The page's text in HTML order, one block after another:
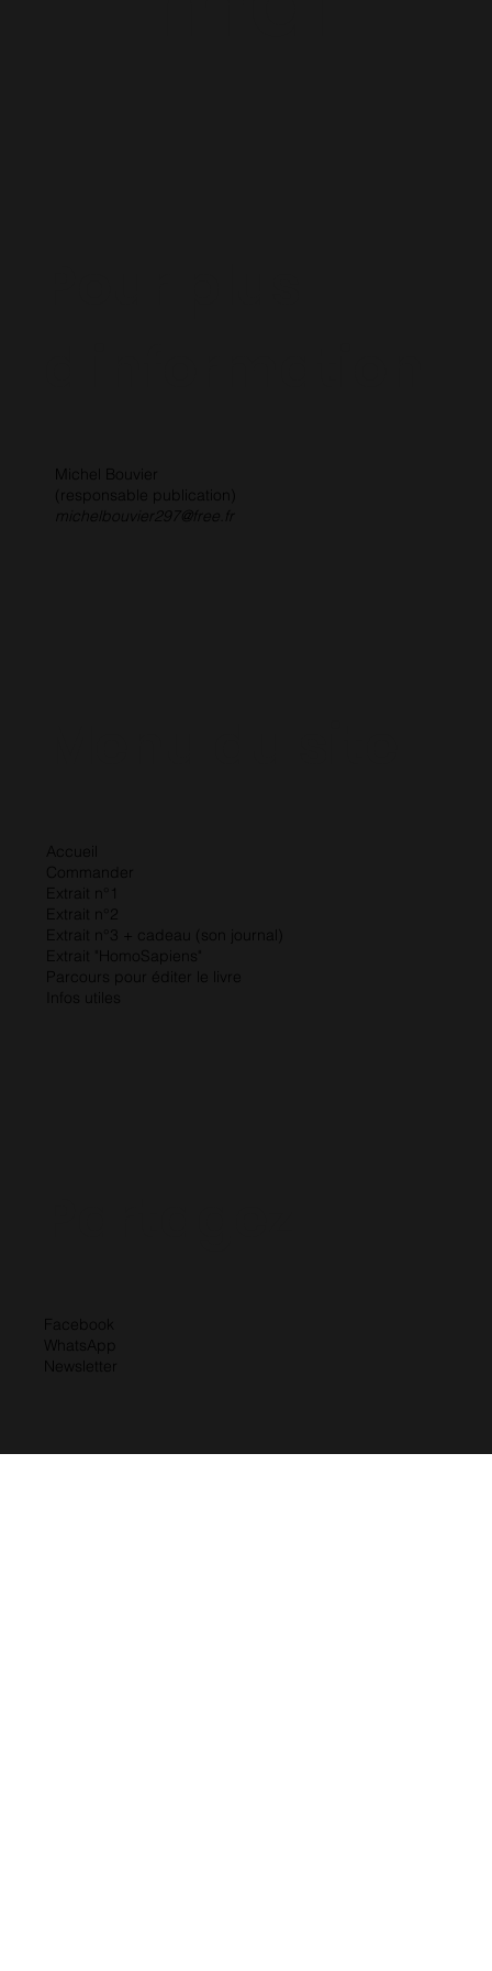
Michel Bouvier
(responsable publication)
michelbouvier297@free.fr
Accueil
Commander
Extrait n°1
Extrait n°2
Extrait n°3 + cadeau (son journal)
Extrait "HomoSapiens"
Parcours pour éditer le livre
Infos utiles
Facebook
WhatsApp
Newsletter